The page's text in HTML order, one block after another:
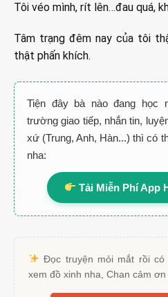
Tôi véo mình, rít lên…đau quá,
Tâm trạng đêm nay của tôi
thật phấn khích.
Tiện đây bà nào đang học
trường giao tiếp, nhắn tin,
xứ (Trung, Anh, Hàn...) thì có
nha:
Tải Miễn Phí App
Đọc truyện mỏi mắt rồi
xem đồ xinh nha, Chan cảm ơn